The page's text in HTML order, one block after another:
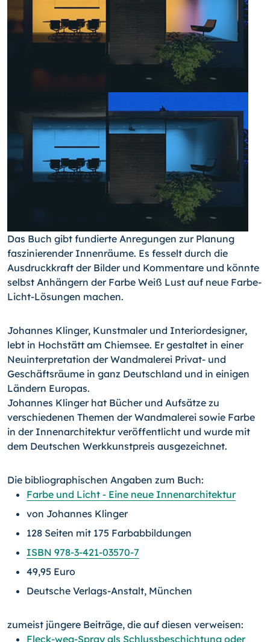
Das Buch gibt fundierte Anregungen zur Planung
faszinierender Innenräume. Es fesselt durch die
Ausdruckkraft der Bilder und Kommentare und könnte
selbst Anhängern der Farbe Weiß Lust auf neue Farbe-
Licht-Lösungen machen.
Johannes Klinger, Kunstmaler und Interiordesigner,
lebt in Hochstätt am Chiemsee. Er gestaltet in einer
Neuinterpretation der Wandmalerei Privat- und
Geschäftsräume in ganz Deutschland und in einigen
Ländern Europas.
Johannes Klinger hat Bücher und Aufsätze zu
verschiedenen Themen der Wandmalerei sowie Farbe
in der Innenarchitektur veröffentlicht und wurde mit
dem Deutschen Werkkunstpreis ausgezeichnet.
Die bibliographischen Angaben zum Buch:
Farbe und Licht - Eine neue Innenarchitektur
von Johannes Klinger
128 Seiten mit 175 Farbabbildungen
ISBN 978-3-421-03570-7
49,95 Euro
Deutsche Verlags-Anstalt, München
zumeist jüngere Beiträge, die auf diesen verweisen:
Fleck-weg-Spray als Schlussbeschichtung oder